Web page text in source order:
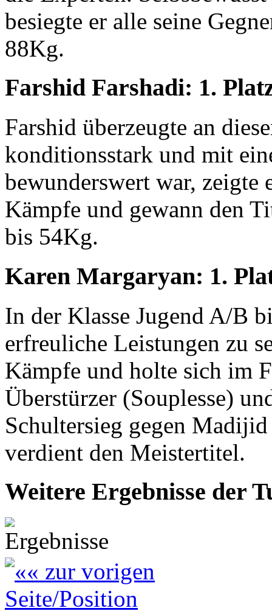
besiegte er alle seine
88Kg.
Farshid Farshadi: 1.
Farshid überzeugte an
konditionsstark und mit
bewunderswert war, zeigte
Kämpfe und gewann den
bis 54Kg.
Karen Margaryan: 1.
In der Klasse Jugend A/B
erfreuliche Leistungen zu
Kämpfe und holte sich im
Überstürzer (Souplesse)
Schultersieg gegen
verdient den Meistertitel.
Weitere Ergebnisse der